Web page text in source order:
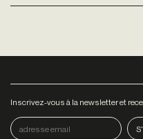
Inscrivez-vous à la newsletter et